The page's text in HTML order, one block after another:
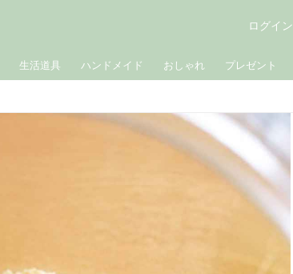
生活道具 ハンドメイド おしゃれ プレゼント
ログイン